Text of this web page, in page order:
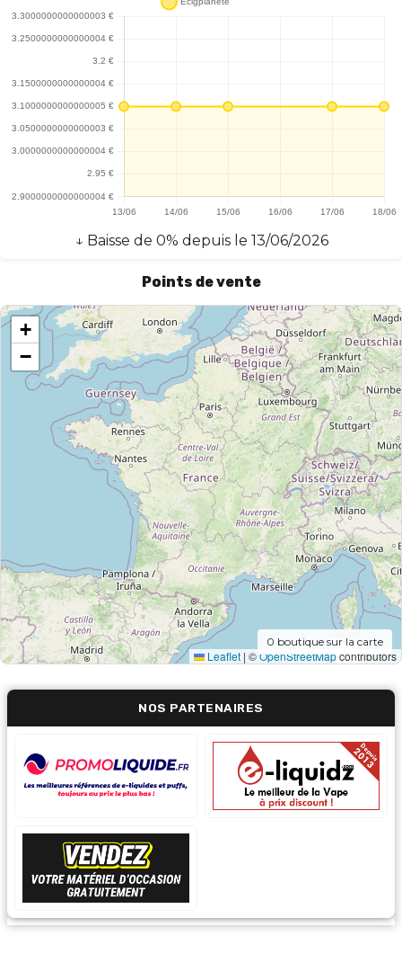
et ses performances en font un produit à recommander sans
↓ Baisse de 0% depuis le 13/06/2026
Points de vente
+
−
Leaflet | ©OpenStreetMapcontributors
0 boutique sur la carte
NOS PARTENAIRES